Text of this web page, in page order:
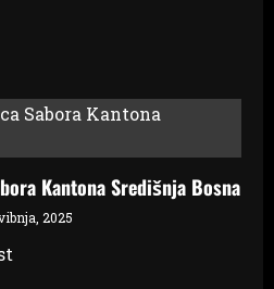
Kantona Središnja Bosna
2025